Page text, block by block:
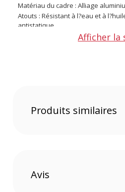
Matériau du cadre : Alliage
Atouts : Résistant à l?eau et à
antistatique
Compatible : XCD 2,8-4/35-100E
Code EAN Hasselblad filtre CPL
prix :6937224126596
sur les produits de moins de 1m et
(2) Nombre de points Fidélité estimés,
Afficher la
Produits similaires
Avis